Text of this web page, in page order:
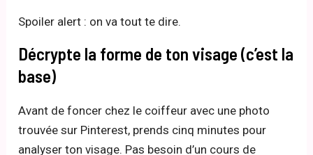
Spoiler alert : on va tout te dire.
Décrypte la forme de ton visage (c’est la
base)
Avant de foncer chez le coiffeur avec une photo
trouvée sur Pinterest, prends cinq minutes pour
analyser ton visage. Pas besoin d’un cours de